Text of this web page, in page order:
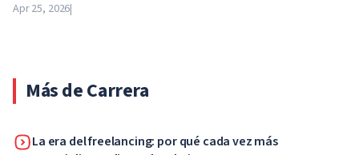
colegios y universidades pasan a la enseñanza a distancia por
Apr 25, 2026|
Más de Carrera
La era del freelancing: por qué cada vez más